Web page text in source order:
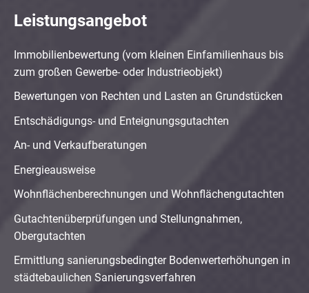
Leistungsangebot
Immobilienbewertung (vom kleinen Einfamilienhaus bis
zum großen Gewerbe- oder Industrieobjekt)
Bewertungen von Rechten und Lasten an Grundstücken
Entschädigungs- und Enteignungsgutachten
An- und Verkaufberatungen
Energieausweise
Wohnflächenberechnungen und Wohnflächengutachten
Gutachtenüberprüfungen und Stellungnahmen,
Obergutachten
Ermittlung sanierungsbedingter Bodenwerterhöhungen in
städtebaulichen Sanierungsverfahren